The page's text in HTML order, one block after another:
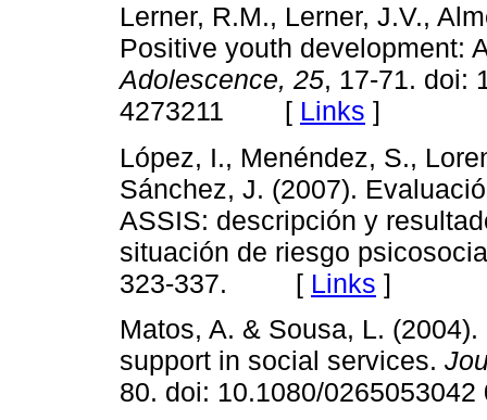
Lerner, R.M., Lerner, J.V.,
Positive youth development:
Adolescence, 25, 17-71. doi:
4273211 [ Links ]
López, I., Menéndez, S.,
Sánchez, J. (2007).
ASSIS: descripción y
situación de riesgo
323-337. [ Links ]
Matos, A. & Sousa, L.
support in social services.
80. doi: 10.1080/